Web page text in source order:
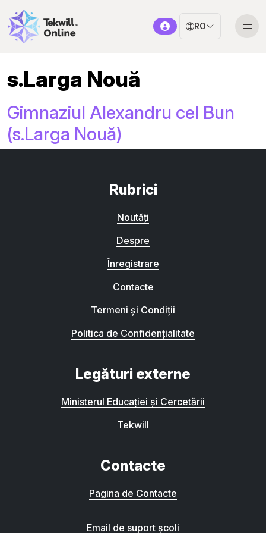
RO
s.Larga Nouă
Gimnaziul Alexandru cel Bun
(s.Larga Nouă)
Rubrici
Noutăți
Despre
Înregistrare
Contacte
Termeni și Condiții
Politica de Confidențialitate
Legături externe
Ministerul Educației și Cercetării
Tekwill
Contacte
Pagina de Contacte
Email de suport școli